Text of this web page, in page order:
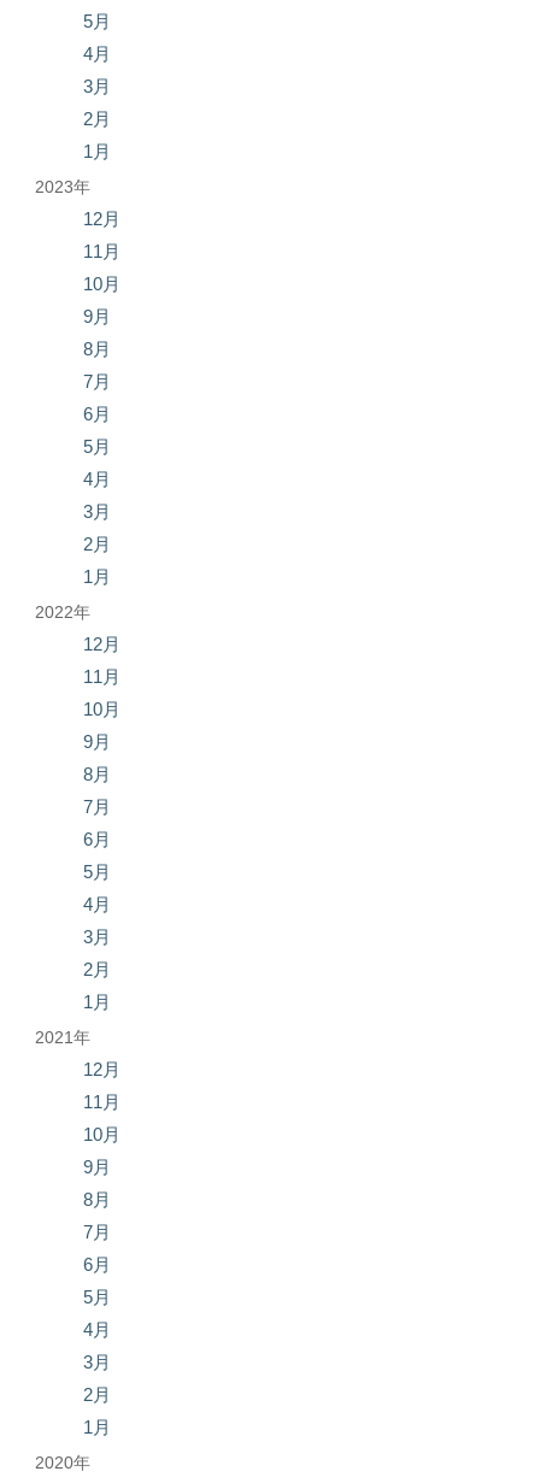
5月
4月
3月
2月
1月
2023年
12月
11月
10月
9月
8月
7月
6月
5月
4月
3月
2月
1月
2022年
12月
11月
10月
9月
8月
7月
6月
5月
4月
3月
2月
1月
2021年
12月
11月
10月
9月
8月
7月
6月
5月
4月
3月
2月
1月
2020年